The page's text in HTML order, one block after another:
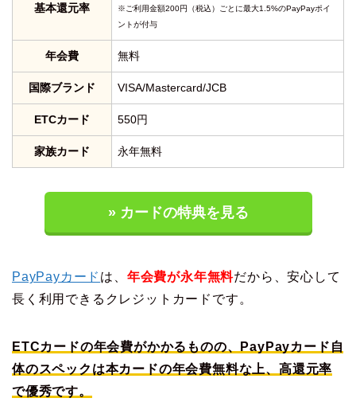
基本還元率
※ご利用金額200円（税込）ごとに最大1.5%のPayPayポイ
ントが付与
年会費 無料
国際ブランド VISA/Mastercard/JCB
ETCカード 550円
家族カード 永年無料
» カードの特典を見る
PayPayカード は、 年会費が永年無料だから、安心して
長く利用できるクレジットカードです。
ETCカードの年会費がかかるものの、PayPayカード自
体のスペックは本カードの年会費無料な上、高還元率
で優秀です。